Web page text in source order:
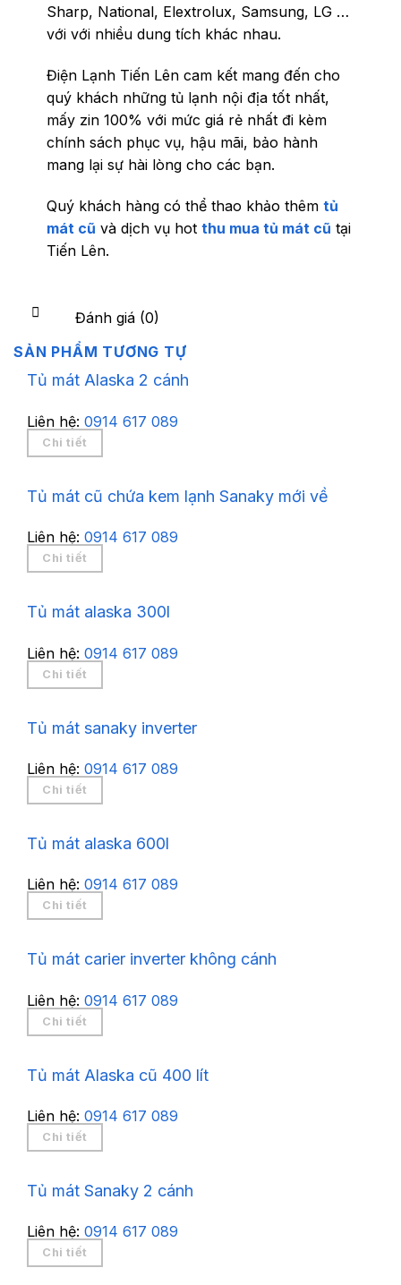
Sharp, National, Elextrolux, Samsung, LG …
với với nhiều dung tích khác nhau.
Điện Lạnh Tiến Lên cam kết mang đến cho
quý khách những tủ lạnh nội địa tốt nhất,
mấy zin 100% với mức giá rẻ nhất đi kèm
chính sách phục vụ, hậu mãi, bảo hành
mang lại sự hài lòng cho các bạn.
Quý khách hàng có thể thao khảo thêm tủ
mát cũ và dịch vụ hot thu mua tủ mát cũ tại
Tiến Lên.
Đánh giá (0)
SẢN PHẨM TƯƠNG TỰ
Tủ mát Alaska 2 cánh
Liên hệ: 0914 617 089
Chi tiết
Tủ mát cũ chứa kem lạnh Sanaky mới về
Liên hệ: 0914 617 089
Chi tiết
Tủ mát alaska 300l
Liên hệ: 0914 617 089
Chi tiết
Tủ mát sanaky inverter
Liên hệ: 0914 617 089
Chi tiết
Tủ mát alaska 600l
Liên hệ: 0914 617 089
Chi tiết
Tủ mát carier inverter không cánh
Liên hệ: 0914 617 089
Chi tiết
Tủ mát Alaska cũ 400 lít
Liên hệ: 0914 617 089
Chi tiết
Tủ mát Sanaky 2 cánh
Liên hệ: 0914 617 089
Chi tiết